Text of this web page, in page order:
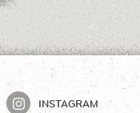
INSTAGRAM